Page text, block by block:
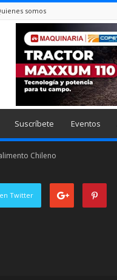
somos
Suscríbete Eventos
Chileno
Twitter